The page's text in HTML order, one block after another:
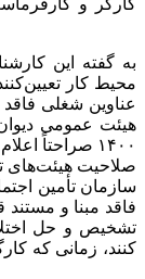
به گفته این
محیط کار
عناوین شغلی
۱۴۰۰ صراحتاً
صلاحیت هیئت‌های
سازمان تأمین
فاقد مبنا و
تشخیص و حل
کنند، زمانی که